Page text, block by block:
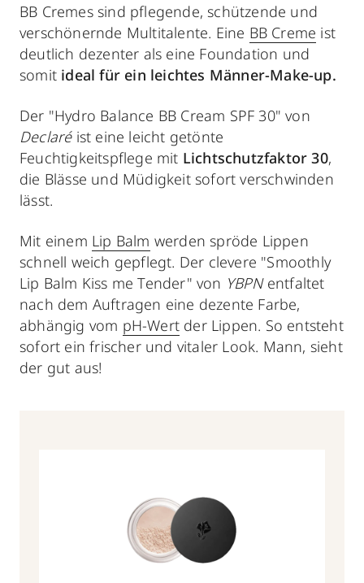
BB Cremes sind pflegende, schützende und
verschönernde Multitalente. Eine BB Creme ist
deutlich dezenter als eine Foundation und
somit ideal für ein leichtes Männer-Make-up.
Der "Hydro Balance BB Cream SPF 30" von
Declaréist eine leicht getönte
Feuchtigkeitspflege mit Lichtschutzfaktor 30,
die Blässe und Müdigkeit sofort verschwinden
lässt.
Mit einem Lip Balm werden spröde Lippen
schnell weich gepflegt. Der clevere "Smoothly
Lip Balm Kiss me Tender" von YBPNentfaltet
nach dem Auftragen eine dezente Farbe,
abhängig vom pH-Wert der Lippen. So entsteht
sofort ein frischer und vitaler Look. Mann, sieht
der gut aus!